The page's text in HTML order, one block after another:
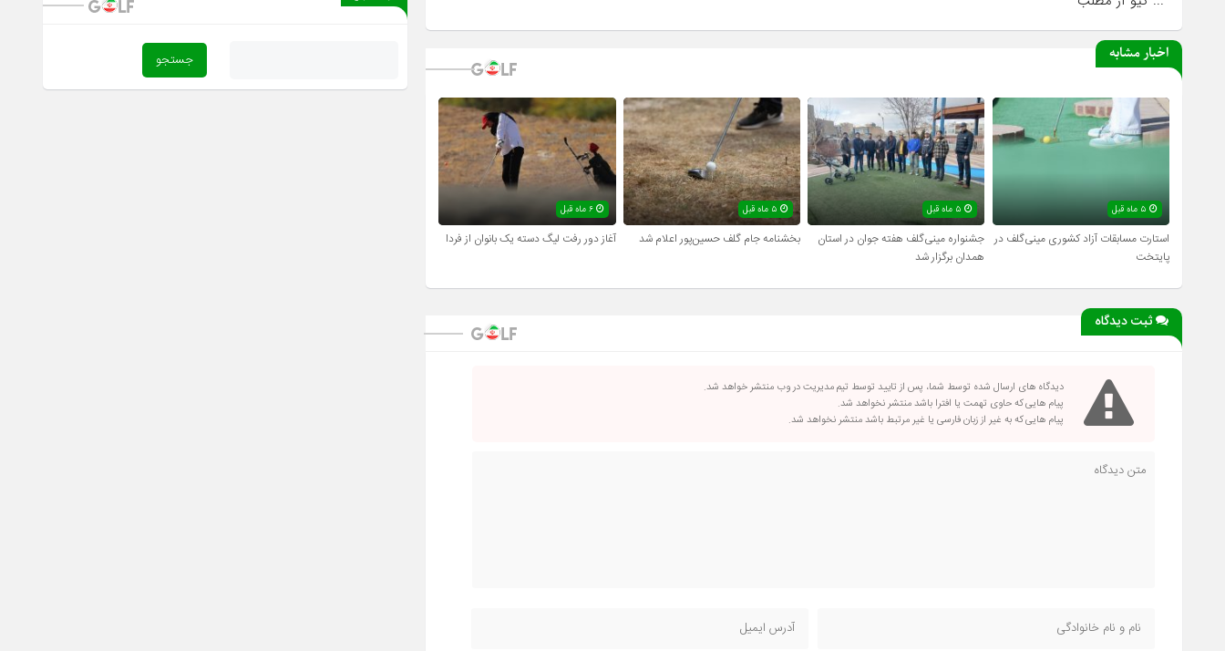
اخبار مشابه
استارت مسابقات آزاد کشوری مینی‌گلف در
پایتخت
۵ ماه قبل
جشنواره مینی‌گلف هفته جوان در استان
همدان برگزار شد
بخشنامه جام گلف حسین‌پور اعلام شد
۶ ماه قبل
آغاز دور رفت لیگ دسته یک بانوان از فردا
ثبت دیدگاه
دیدگاه های ارسال شده توسط شما، پس از تایید توسط تیم مدیریت در وب منتشر خواهد شد.
پیام هایی که حاوی تهمت یا افترا باشد منتشر نخواهد شد.
پیام هایی که به غیر از زبان فارسی یا غیر مرتبط باشد منتشر نخواهد شد.